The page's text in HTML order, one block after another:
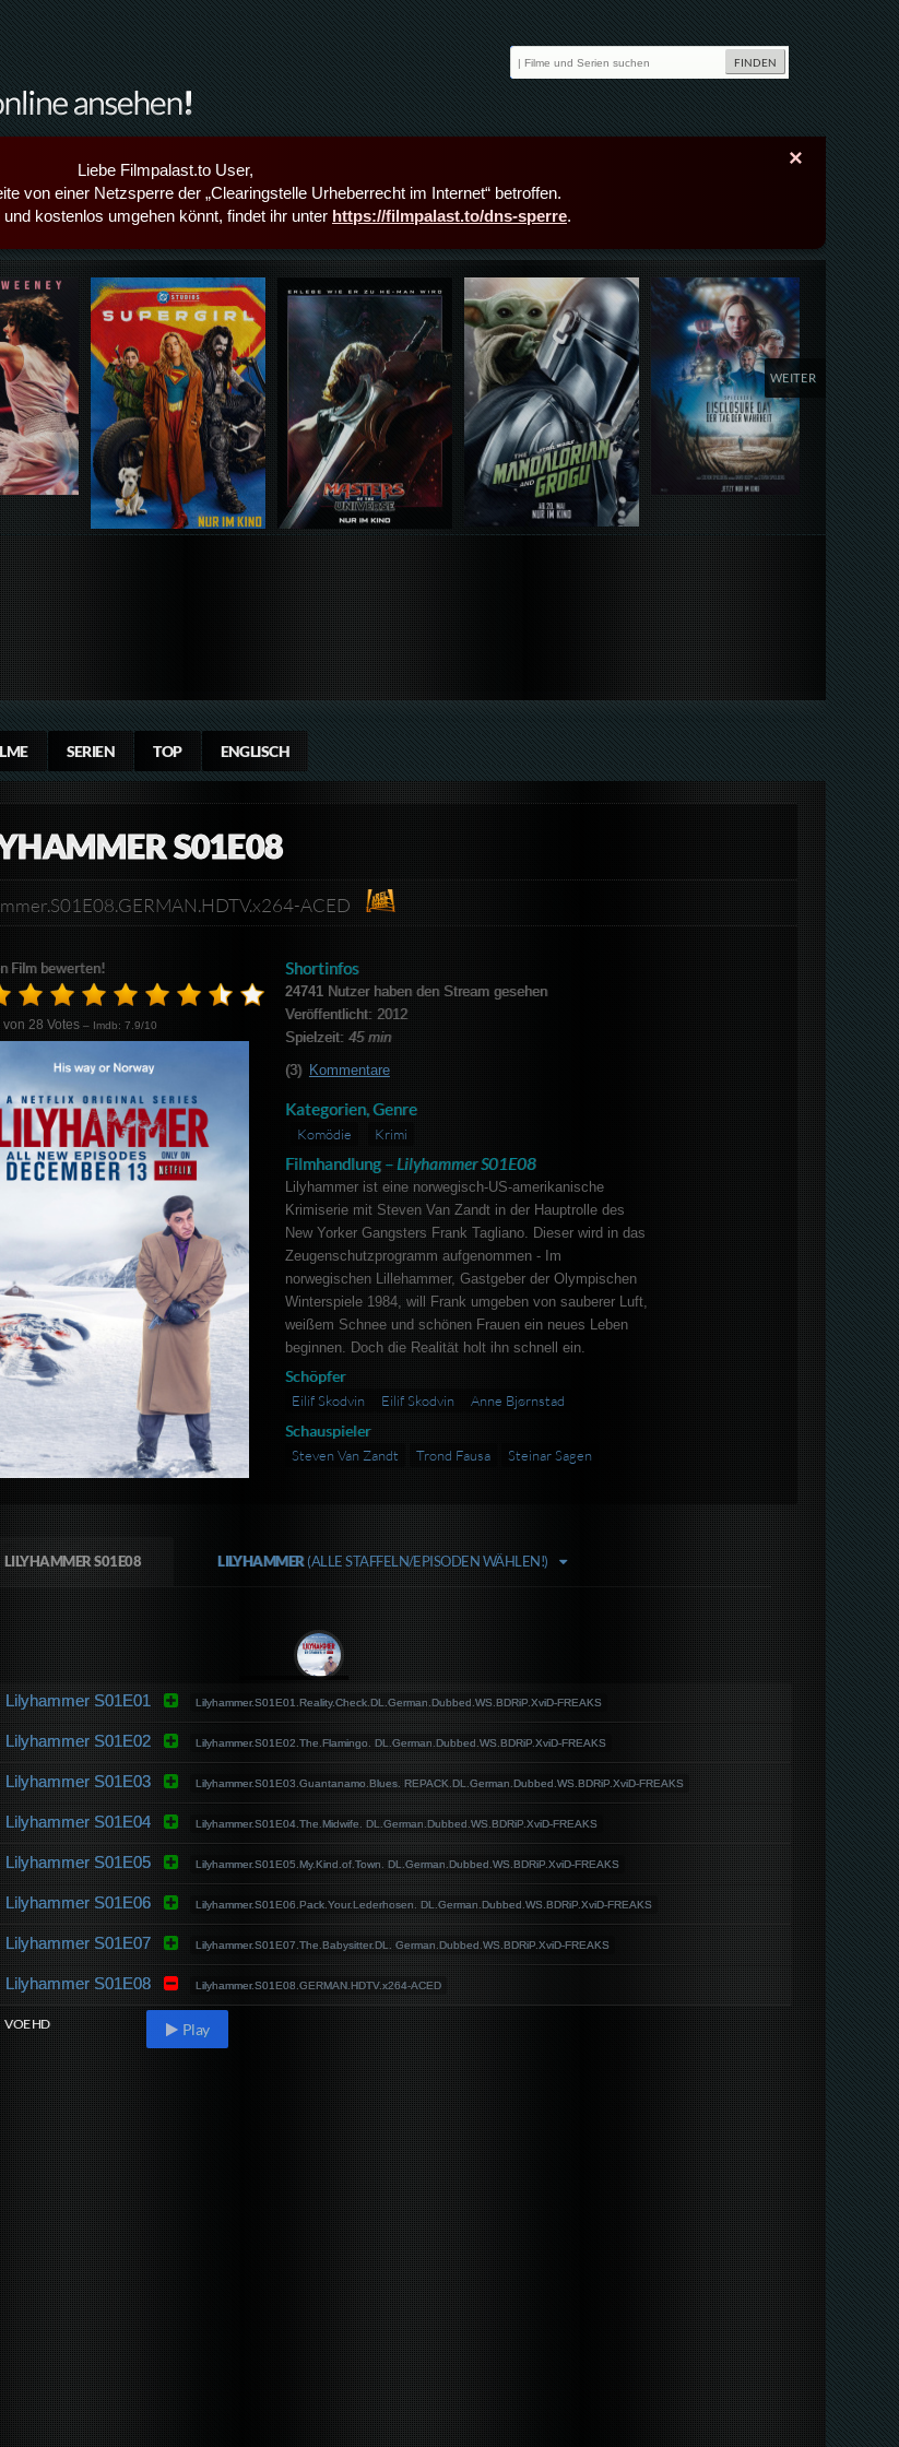
×
Liebe Filmpalast.to User,
von einer Netzsperre der „Clearingstelle Urheberrecht im Internet“ betroffen.
kostenlos umgehen könnt, findet ihr unter https://filmpalast.to/dns-sperre.
Details,Play Details,Play Details,Play Details,Play
WEITER
SERIEN TOP ENGLISCH
S01E08
ACED
Film bewerten!
von28 Votes – Imdb: 7.9/10
Shortinfos
24741Nutzer haben den Stream gesehen
Veröffentlicht: 2012
Spielzeit: 45 min
(3) Kommentare
Kategorien, Genre
Komödie Krimi
Filmhandlung – Lilyhammer S01E08
Lilyhammer ist eine norwegisch-US-amerikanische
Krimiserie mit Steven Van Zandt in der Hauptrolle des
New Yorker Gangsters Frank Tagliano. Dieser wird in das
Zeugenschutzprogramm aufgenommen - Im
norwegischen Lillehammer, Gastgeber der Olympischen
Winterspiele 1984, will Frank umgeben von sauberer Luft,
weißem Schnee und schönen Frauen ein neues Leben
beginnen. Doch die Realität holt ihn schnell ein.
Schöpfer
Eilif Skodvin Eilif Skodvin Anne Bjørnstad
Schauspieler
Steven Van Zandt Trond Fausa Steinar Sagen
LILYHAMMER S01E08 LILYHAMMER(ALLE STAFFELN/EPISODEN WÄHLEN!)
Lilyhammer S01E01 Lilyhammer.S01E01.Reality.Check.DL.German.Dubbed.WS.BDRiP.XviD-FREAKS
Lilyhammer S01E02 Lilyhammer.S01E02.The.Flamingo. DL.German.Dubbed.WS.BDRiP.XviD-FREAKS
Lilyhammer S01E03 Lilyhammer.S01E03.Guantanamo.Blues. REPACK.DL.German.Dubbed.WS.BDRiP.XviD-FREAKS
Lilyhammer S01E04 Lilyhammer.S01E04.The.Midwife. DL.German.Dubbed.WS.BDRiP.XviD-FREAKS
Lilyhammer S01E05 Lilyhammer.S01E05.My.Kind.of.Town. DL.German.Dubbed.WS.BDRiP.XviD-FREAKS
Lilyhammer S01E06 Lilyhammer.S01E06.Pack.Your.Lederhosen. DL.German.Dubbed.WS.BDRiP.XviD-FREAKS
Lilyhammer S01E07 Lilyhammer.S01E07.The.Babysitter.DL. German.Dubbed.WS.BDRiP.XviD-FREAKS
Lilyhammer S01E08 Lilyhammer.S01E08.GERMAN.HDTV.x264-ACED
VOE HD Play